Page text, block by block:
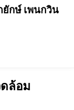
กษ์ เพนกวิน
ล้อม